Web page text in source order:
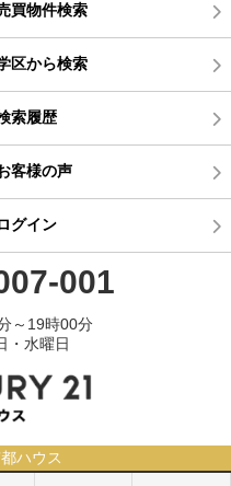
買物件検索
区から検索
索履歴
客様の声
グイン
001
～19時00分
・水曜日
ハウス